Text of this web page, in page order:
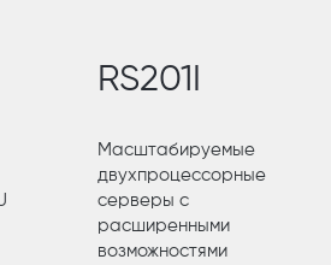
RS201I
Масштабируемые
двухпроцессорные
серверы с
расширенными
возможностями